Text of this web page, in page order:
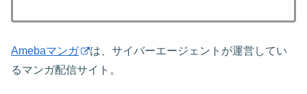
Amebaマンガ
は、サイバーエージェントが運営してい
るマンガ配信サイト。